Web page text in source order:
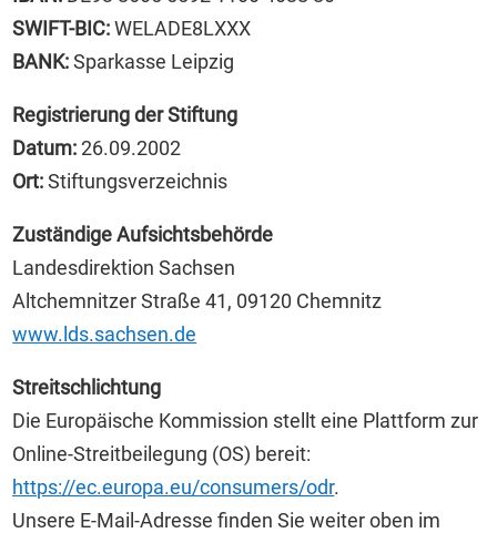
SWIFT-BIC:WELADE8LXXX
BANK:Sparkasse Leipzig
Registrierung der Stiftung
Datum:26.09.2002
Ort:Stiftungsverzeichnis
Zuständige Aufsichtsbehörde
Landesdirektion Sachsen
Altchemnitzer Straße 41, 09120 Chemnitz
www.lds.sachsen.de
Streitschlichtung
Die Europäische Kommission stellt eine Plattform zur
Online-Streitbeilegung (OS) bereit:
https://ec.europa.eu/consumers/odr.
Unsere E-Mail-Adresse finden Sie weiter oben im